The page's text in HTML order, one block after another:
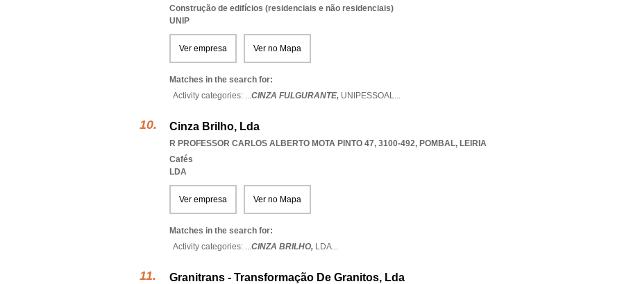
Construção de edifícios (residenciais e não residenciais)
UNIP
Ver empresa Ver no Mapa
Matches in the search for:
Activity categories: ...CINZA FULGURANTE, UNIPESSOAL...
Cinza Brilho, Lda
R PROFESSOR CARLOS ALBERTO MOTA PINTO 47, 3100-492, POMBAL, LEIRIA
Cafés
LDA
Ver empresa Ver no Mapa
Matches in the search for:
Activity categories: ...CINZA BRILHO, LDA...
Granitrans - Transformação De Granitos, Lda